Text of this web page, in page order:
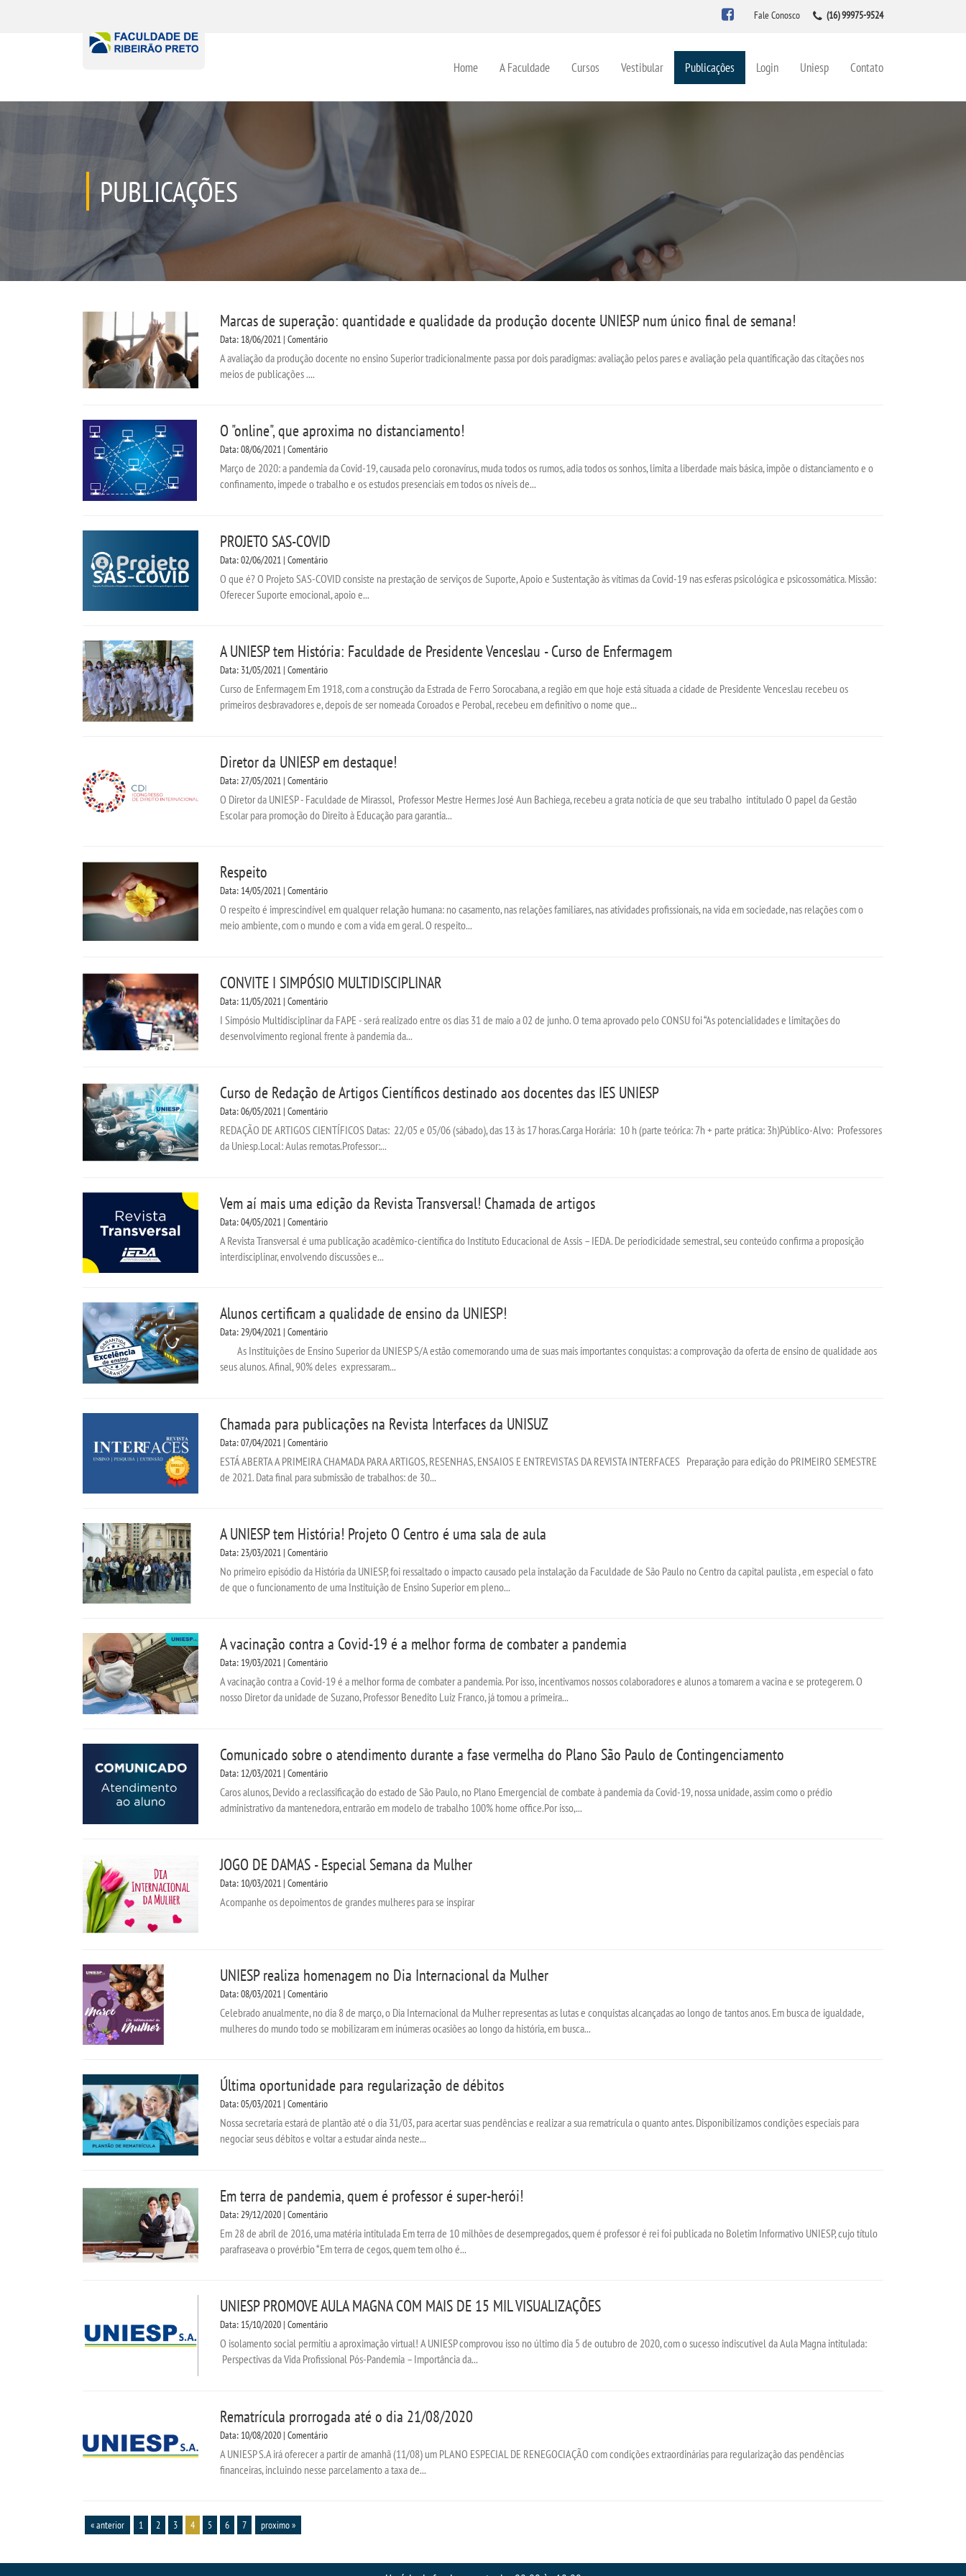
Fale Conosco (16) 99975-9524
Home A Faculdade Cursos Vestibular Publicações Login Uniesp Contato
PUBLICAÇÕES
Marcas de superação: quantidade e qualidade da produção docente UNIESP num único final de semana!
Data: 18/06/2021 | Comentário
A avaliação da produção docente no ensino Superior tradicionalmente passa por dois paradigmas: avaliação pelos pares e avaliação pela quantificação das citações nos
meios de publicações ....
O "online", que aproxima no distanciamento!
Data: 08/06/2021 | Comentário
Março de 2020: a pandemia da Covid-19, causada pelo coronavírus, muda todos os rumos, adia todos os sonhos, limita a liberdade mais básica, impõe o distanciamento e o
confinamento, impede o trabalho e os estudos presenciais em todos os níveis de...
PROJETO SAS-COVID
Data: 02/06/2021 | Comentário
O que é? O Projeto SAS-COVID consiste na prestação de serviços de Suporte, Apoio e Sustentação às vítimas da Covid-19 nas esferas psicológica e psicossomática. Missão:
Oferecer Suporte emocional, apoio e...
A UNIESP tem História: Faculdade de Presidente Venceslau - Curso de Enfermagem
Data: 31/05/2021 | Comentário
Curso de Enfermagem Em 1918, com a construção da Estrada de Ferro Sorocabana, a região em que hoje está situada a cidade de Presidente Venceslau recebeu os
primeiros desbravadores e, depois de ser nomeada Coroados e Perobal, recebeu em definitivo o nome que...
Diretor da UNIESP em destaque!
Data: 27/05/2021 | Comentário
O Diretor da UNIESP - Faculdade de Mirassol, Professor Mestre Hermes José Aun Bachiega, recebeu a grata notícia de que seu trabalho intitulado O papel da Gestão
Escolar para promoção do Direito à Educação para garantia...
Respeito
Data: 14/05/2021 | Comentário
O respeito é imprescindível em qualquer relação humana: no casamento, nas relações familiares, nas atividades profissionais, na vida em sociedade, nas relações com o
meio ambiente, com o mundo e com a vida em geral. O respeito...
CONVITE I SIMPÓSIO MULTIDISCIPLINAR
Data: 11/05/2021 | Comentário
I Simpósio Multidisciplinar da FAPE - será realizado entre os dias 31 de maio a 02 de junho. O tema aprovado pelo CONSU foi “As potencialidades e limitações do
desenvolvimento regional frente à pandemia da...
Curso de Redação de Artigos Científicos destinado aos docentes das IES UNIESP
Data: 06/05/2021 | Comentário
REDAÇÃO DE ARTIGOS CIENTÍFICOS Datas: 22/05 e 05/06 (sábado), das 13 às 17 horas.Carga Horária: 10 h (parte teórica: 7h + parte prática: 3h)Público-Alvo: Professores
da Uniesp.Local: Aulas remotas.Professor:...
Vem aí mais uma edição da Revista Transversal! Chamada de artigos
Data: 04/05/2021 | Comentário
A Revista Transversal é uma publicação acadêmico-científica do Instituto Educacional de Assis – IEDA. De periodicidade semestral, seu conteúdo confirma a proposição
interdisciplinar, envolvendo discussões e...
Alunos certificam a qualidade de ensino da UNIESP!
Data: 29/04/2021 | Comentário
As Instituições de Ensino Superior da UNIESP S/A estão comemorando uma de suas mais importantes conquistas: a comprovação da oferta de ensino de qualidade aos
seus alunos. Afinal, 90% deles expressaram...
Chamada para publicações na Revista Interfaces da UNISUZ
Data: 07/04/2021 | Comentário
ESTÁ ABERTA A PRIMEIRA CHAMADA PARA ARTIGOS, RESENHAS, ENSAIOS E ENTREVISTAS DA REVISTA INTERFACES Preparação para edição do PRIMEIRO SEMESTRE
de 2021. Data final para submissão de trabalhos: de 30...
A UNIESP tem História! Projeto O Centro é uma sala de aula
Data: 23/03/2021 | Comentário
No primeiro episódio da História da UNIESP, foi ressaltado o impacto causado pela instalação da Faculdade de São Paulo no Centro da capital paulista , em especial o fato
de que o funcionamento de uma Instituição de Ensino Superior em pleno...
A vacinação contra a Covid-19 é a melhor forma de combater a pandemia
Data: 19/03/2021 | Comentário
A vacinação contra a Covid-19 é a melhor forma de combater a pandemia. Por isso, incentivamos nossos colaboradores e alunos a tomarem a vacina e se protegerem. O
nosso Diretor da unidade de Suzano, Professor Benedito Luiz Franco, já tomou a primeira...
Comunicado sobre o atendimento durante a fase vermelha do Plano São Paulo de Contingenciamento
Data: 12/03/2021 | Comentário
Caros alunos, Devido a reclassificação do estado de São Paulo, no Plano Emergencial de combate à pandemia da Covid-19, nossa unidade, assim como o prédio
administrativo da mantenedora, entrarão em modelo de trabalho 100% home office.Por isso,...
JOGO DE DAMAS - Especial Semana da Mulher
Data: 10/03/2021 | Comentário
Acompanhe os depoimentos de grandes mulheres para se inspirar
UNIESP realiza homenagem no Dia Internacional da Mulher
Data: 08/03/2021 | Comentário
Celebrado anualmente, no dia 8 de março, o Dia Internacional da Mulher representas as lutas e conquistas alcançadas ao longo de tantos anos. Em busca de igualdade,
mulheres do mundo todo se mobilizaram em inúmeras ocasiões ao longo da história, em busca...
Última oportunidade para regularização de débitos
Data: 05/03/2021 | Comentário
Nossa secretaria estará de plantão até o dia 31/03, para acertar suas pendências e realizar a sua rematrícula o quanto antes. Disponibilizamos condições especiais para
negociar seus débitos e voltar a estudar ainda neste...
Em terra de pandemia, quem é professor é super-herói!
Data: 29/12/2020 | Comentário
Em 28 de abril de 2016, uma matéria intitulada Em terra de 10 milhões de desempregados, quem é professor é rei foi publicada no Boletim Informativo UNIESP, cujo título
parafraseava o provérbio “Em terra de cegos, quem tem olho é...
UNIESP PROMOVE AULA MAGNA COM MAIS DE 15 MIL VISUALIZAÇÕES
Data: 15/10/2020 | Comentário
O isolamento social permitiu a aproximação virtual! A UNIESP comprovou isso no último dia 5 de outubro de 2020, com o sucesso indiscutível da Aula Magna intitulada:
Perspectivas da Vida Profissional Pós-Pandemia – Importância da...
Rematrícula prorrogada até o dia 21/08/2020
Data: 10/08/2020 | Comentário
A UNIESP S.A irá oferecer a partir de amanhã (11/08) um PLANO ESPECIAL DE RENEGOCIAÇÃO com condições extraordinárias para regularização das pendências
financeiras, incluindo nesse parcelamento a taxa de...
« anterior 1 2 3 4 5 6 7 proximo »